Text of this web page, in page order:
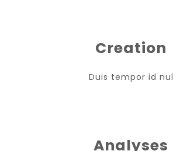
Creation
Duis tempor id nul
Analyses